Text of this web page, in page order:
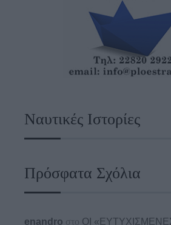
Ναυτικές Ιστορίες
Πρόσφατα Σχόλια
enandro στο ΟΙ